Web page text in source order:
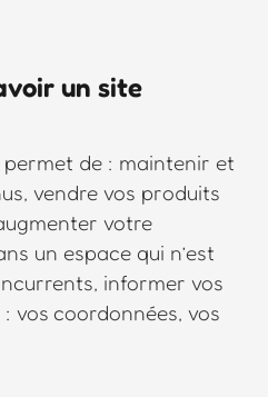
un site
de : maintenir et
vendre vos produits
votre
un espace qui n’est
informer vos
vos coordonnées, vos